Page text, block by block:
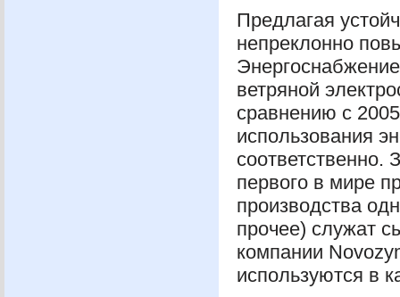
Предлагая
непреклонно
ветряной
сравнению с
использования
соответственно.
первого в мире
производства
прочее) служат
компании
используются в